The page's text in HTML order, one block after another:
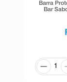
Barra
Bar